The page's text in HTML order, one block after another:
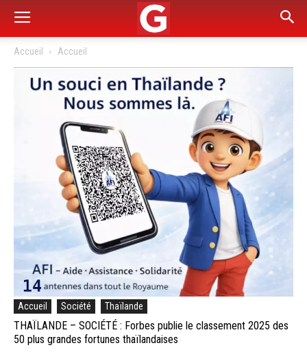
Accueil Accueil
Accueil Société Thaïlande
THAÏLANDE – SOCIÉTÉ : Forbes publie le classement 2025 des
50 plus grandes fortunes thaïlandaises